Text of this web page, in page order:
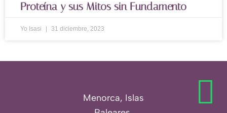
Proteína y sus Mitos sin Fundamento
Yo Isasi 31 diciembre, 2023
Menorca, Islas